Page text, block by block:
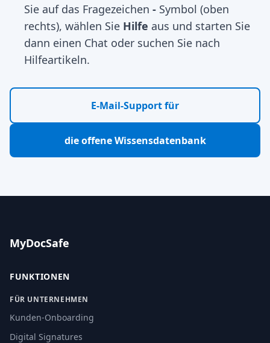
Sie auf das Fragezeichen - Symbol (oben
rechts), wählen Sie Hilfe aus und starten Sie
dann einen Chat oder suchen Sie nach
Hilfeartikeln.
E-Mail-Support für
die offene Wissensdatenbank
MyDocSafe
FUNKTIONEN
FÜR UNTERNEHMEN
Kunden-Onboarding
Digital Signatures